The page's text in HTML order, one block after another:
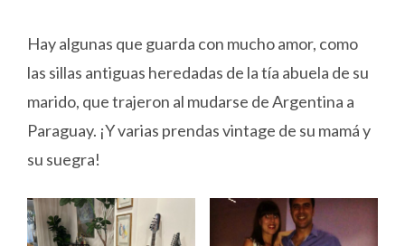
Hay algunas que guarda con mucho amor, como
las sillas antiguas heredadas de la tía abuela de su
marido, que trajeron al mudarse de Argentina a
Paraguay. ¡Y varias prendas vintage de su mamá y
su suegra!